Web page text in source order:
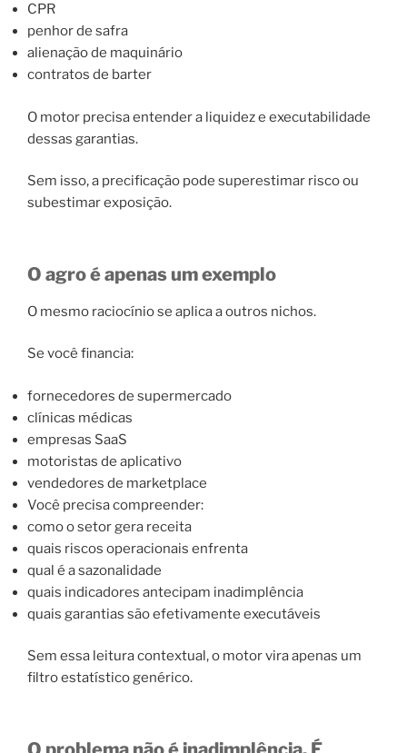
CPR
penhor de safra
alienação de maquinário
contratos de barter
O motor precisa entender a liquidez e executabilidade
dessas garantias.
Sem isso, a precificação pode superestimar risco ou
subestimar exposição.
O agro é apenas um exemplo
O mesmo raciocínio se aplica a outros nichos.
Se você financia:
fornecedores de supermercado
clínicas médicas
empresas SaaS
motoristas de aplicativo
vendedores de marketplace
Você precisa compreender:
como o setor gera receita
quais riscos operacionais enfrenta
qual é a sazonalidade
quais indicadores antecipam inadimplência
quais garantias são efetivamente executáveis
Sem essa leitura contextual, o motor vira apenas um
filtro estatístico genérico.